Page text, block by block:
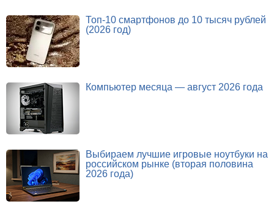
Топ-10 смартфонов до 10 тысяч рублей
(2026 год)
Компьютер месяца — август 2026 года
Выбираем лучшие игровые ноутбуки на
российском рынке (вторая половина
2026 года)